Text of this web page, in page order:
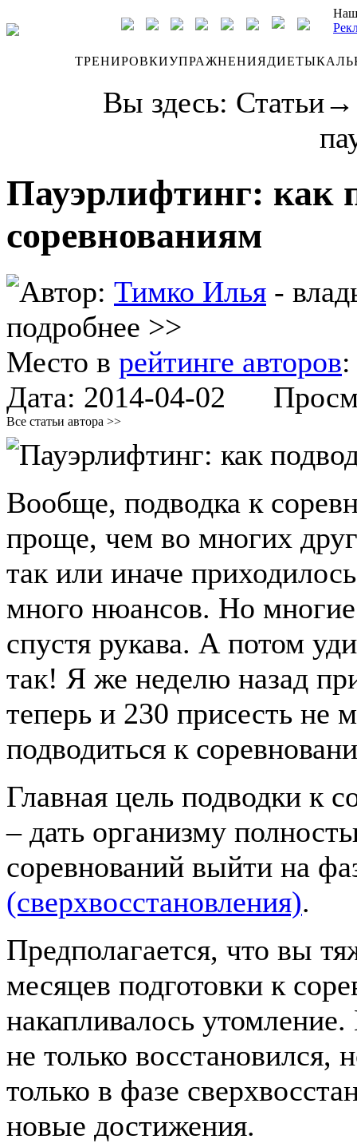
ТРЕНИРОВКИУПРАЖНЕНИЯДИЕТЫ
Вы здесь: Статьи
Пауэрлифтинг: как
соревнованиям
Автор: Тимко Илья -
подробнее >>
Место в рейтинге авторов
Дата: 2014-04-02
Все статьи автора >>
Вообще, подводка к
проще, чем во многих
так или иначе
много нюансов. Но многие
спустя рукава. А потом
так! Я же неделю назад
теперь и 230 присесть не
подводиться к
Главная цель подводки к
– дать организму
соревнований выйти на
(сверхвосстановления).
Предполагается, что вы
месяцев подготовки к
накапливалось
не только восстановился,
только в фазе
новые достижения.